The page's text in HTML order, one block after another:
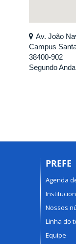
Av. João
Campus
38400-902
Segundo
PREFE
Agenda
Nossos
Linha do
Equipe